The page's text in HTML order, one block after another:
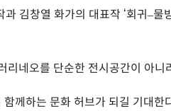
김창열 화가의 대표작 ‘회귀–물
네오를 단순한 전시공간이 아
께하는 문화 허브가 되길 기대한